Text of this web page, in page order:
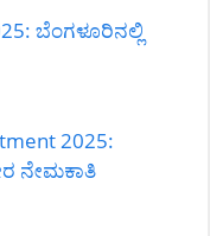
ಬೆಂಗಳೂರಿನಲ್ಲಿ
2025:
ನೇಮಕಾತಿ